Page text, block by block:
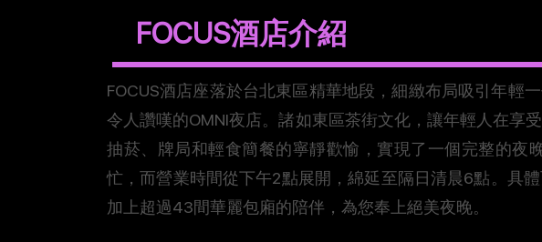
FOCUS酒店介紹
F​OCUS酒店座落於台北東區精華地段，細緻布局吸引年輕
令人讚嘆的OMNI夜店。諸如東區茶街文化，讓年輕人在享
抽菸、牌局和輕食簡餐的寧靜歡愉，實現了一個完整的夜
忙，而營業時間從下午2點展開，綿延至隔日清晨6點。具
加上超過43間華麗包廂的陪伴，為您奉上絕美夜晚。